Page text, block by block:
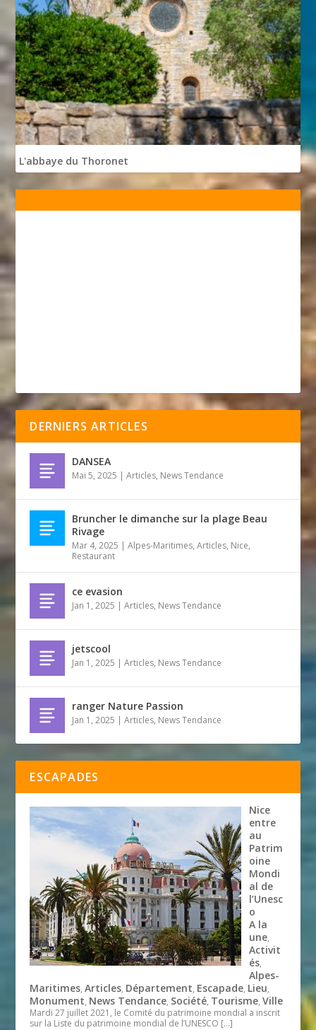
L'abbaye du Thoronet
DERNIERS ARTICLES
DANSEA
Mai 5, 2025 |Articles, News Tendance
Bruncher le dimanche sur la plage Beau
Rivage
Mar 4, 2025 |Alpes-Maritimes,Articles, Nice,
Restaurant
ce evasion
Jan 1, 2025 |Articles, News Tendance
jetscool
Jan 1, 2025 |Articles, News Tendance
ranger Nature Passion
Jan 1, 2025 |Articles, News Tendance
ESCAPADES
Nice
entre
au
Patrim
oine
Mondi
al de
l’Unesc
o
A la
une,
Activit
és,
Alpes-
Maritimes,Articles, Département, Escapade, Lieu,
Monument, News Tendance, Société, Tourisme,Ville
Mardi 27 juillet 2021, le Comité du patrimoine mondial a inscrit
sur la Liste du patrimoine mondial de l’UNESCO […]